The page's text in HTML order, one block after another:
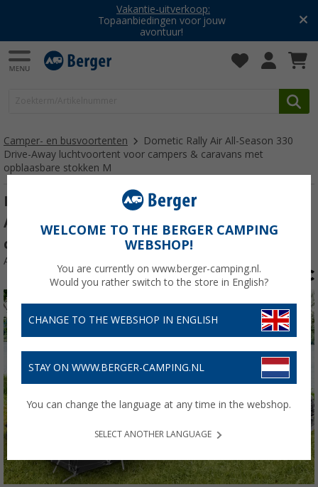
Vakantie-uitverkoop:
Topaanbiedingen voor jouw
avontuur!
Camper- en busvoortenten
Dometic Rally Air All-Season 330
Drive-Away luchtvoortent voor campers & caravans met
opblaasbare stokken M
Dometic Rally Air All-Season 330 Drive-
Away luchtvoortent voor campers &
caravans met opblaasbare stokken
Artikelnr: 343310
WELCOME TO THE BERGER CAMPING
WEBSHOP!
You are currently on www.berger-camping.nl.
Would you rather switch to the store in English?
CHANGE TO THE WEBSHOP IN ENGLISH
STAY ON WWW.BERGER-CAMPING.NL
You can change the language at any time in the webshop.
SELECT ANOTHER LANGUAGE